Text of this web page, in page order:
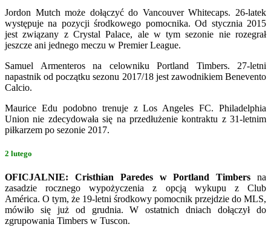
Jordon Mutch może dołączyć do Vancouver Whitecaps. 26-latek
występuje na pozycji środkowego pomocnika. Od stycznia 2015
jest związany z Crystal Palace, ale w tym sezonie nie rozegrał
jeszcze ani jednego meczu w Premier League.
Samuel Armenteros na celowniku Portland Timbers. 27-letni
napastnik od początku sezonu 2017/18 jest zawodnikiem Benevento
Calcio.
Maurice Edu podobno trenuje z Los Angeles FC. Philadelphia
Union nie zdecydowała się na przedłużenie kontraktu z 31-letnim
piłkarzem po sezonie 2017.
2 lutego
OFICJALNIE: Cristhian Paredes w Portland Timbers na
zasadzie rocznego wypożyczenia z opcją wykupu z Club
América. O tym, że 19-letni środkowy pomocnik przejdzie do MLS,
mówiło się już od grudnia. W ostatnich dniach dołączył do
zgrupowania Timbers w Tuscon.